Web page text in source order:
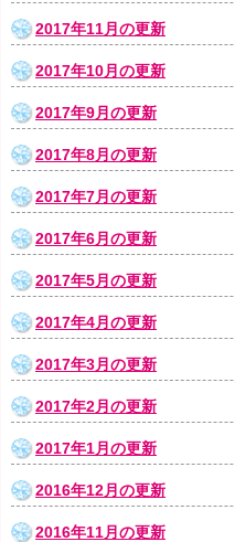
2017年11月の更新
2017年10月の更新
2017年9月の更新
2017年8月の更新
2017年7月の更新
2017年6月の更新
2017年5月の更新
2017年4月の更新
2017年3月の更新
2017年2月の更新
2017年1月の更新
2016年12月の更新
2016年11月の更新